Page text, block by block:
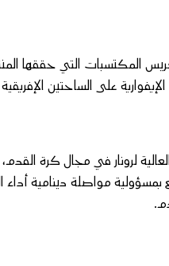
المكتسبات التي حققها
على الساحتين الإفريقية
لرونار في مجال كرة
بمسؤولية مواصلة دينامية